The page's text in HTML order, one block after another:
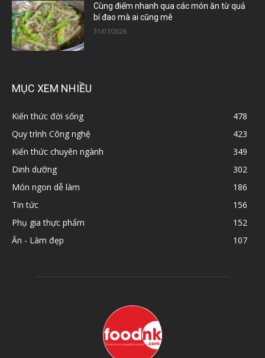
Cùng điểm nhanh qua các món ăn từ quả
bí đao mà ai cũng mê
31/07/2026
MỤC XEM NHIỀU
Kiến thức đời sống
478
Quy trình Công nghệ
423
Kiến thức chuyên ngành
349
Dinh dưỡng
302
Món ngon dễ làm
186
Tin tức
156
Phụ gia thực phẩm
152
Ăn - Làm đẹp
107